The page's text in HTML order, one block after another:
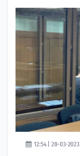
12:54 | 28-03-2023